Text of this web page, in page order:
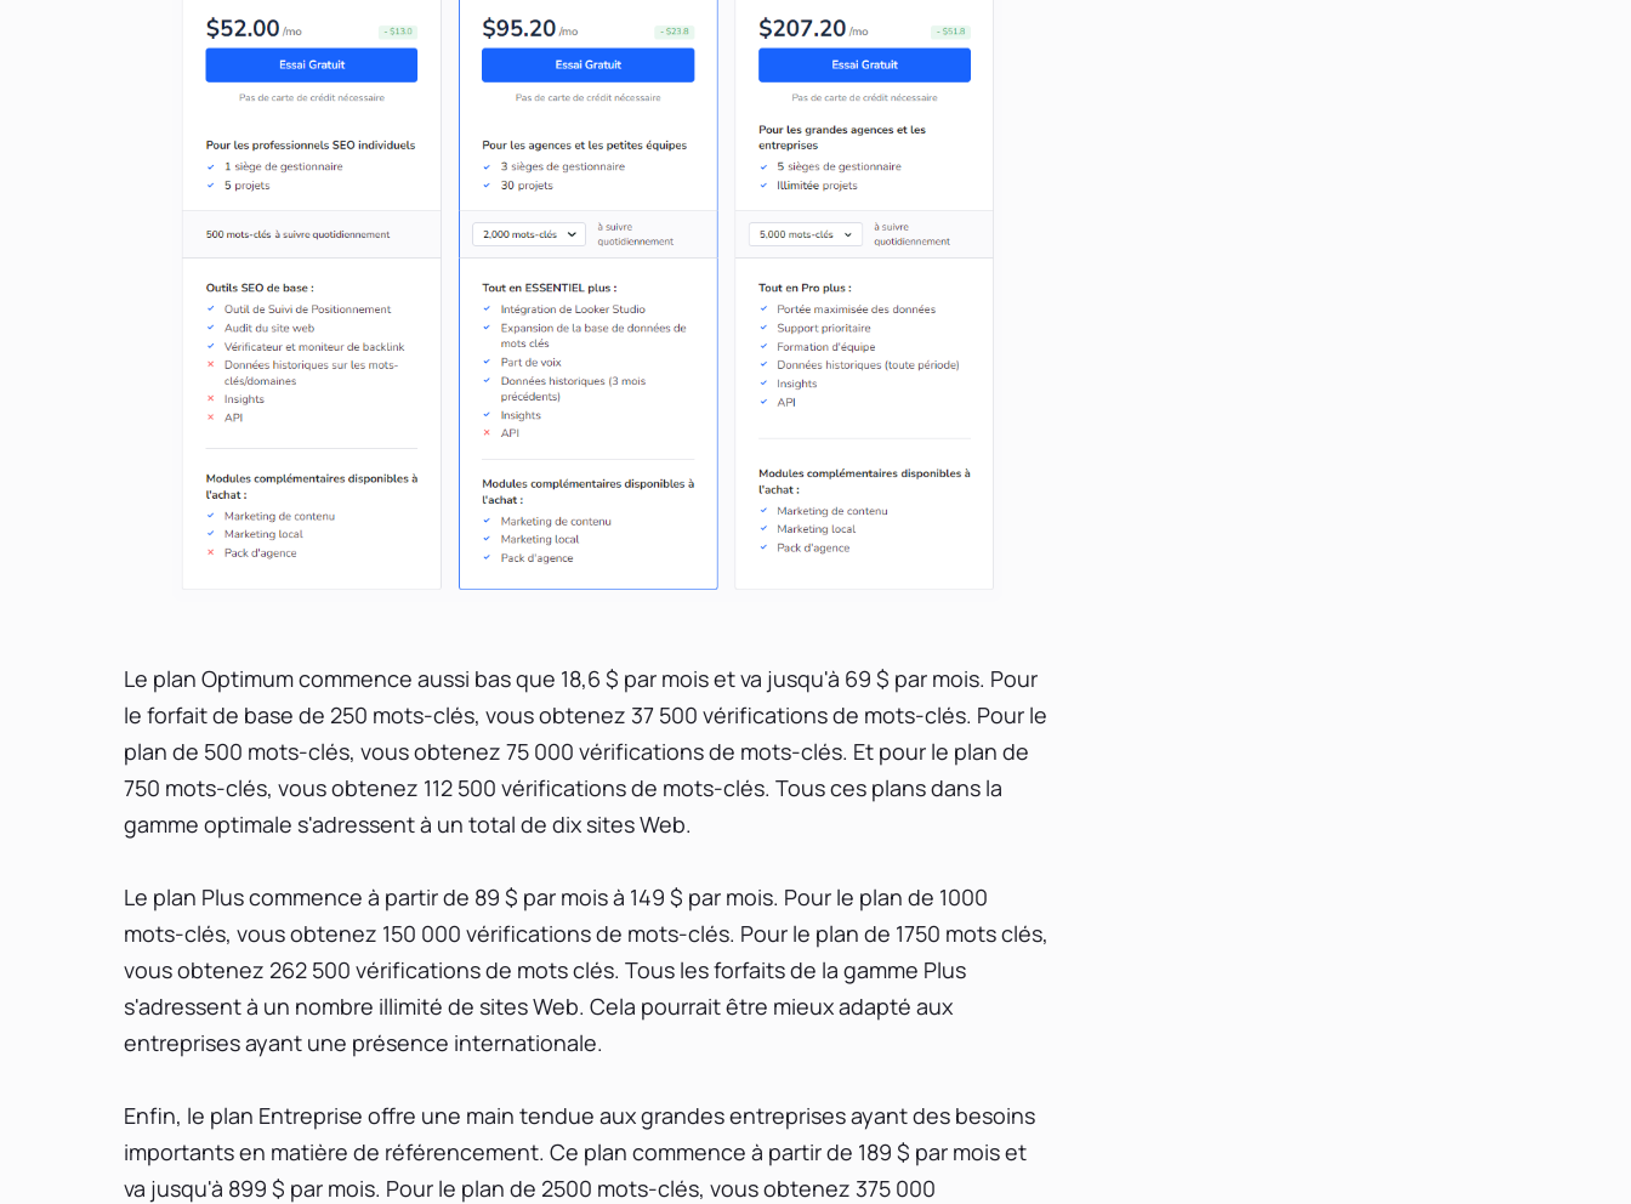
Le plan Optimum commence aussi bas que 18,6 $ par mois et va jusqu'à 69 $ par mois. Pour
le forfait de base de 250 mots-clés, vous obtenez 37 500 vérifications de mots-clés. Pour le
plan de 500 mots-clés, vous obtenez 75 000 vérifications de mots-clés. Et pour le plan de
750 mots-clés, vous obtenez 112 500 vérifications de mots-clés. Tous ces plans dans la
gamme optimale s'adressent à un total de dix sites Web.
Le plan Plus commence à partir de 89 $ par mois à 149 $ par mois. Pour le plan de 1000
mots-clés, vous obtenez 150 000 vérifications de mots-clés. Pour le plan de 1750 mots clés,
vous obtenez 262 500 vérifications de mots clés. Tous les forfaits de la gamme Plus
s'adressent à un nombre illimité de sites Web. Cela pourrait être mieux adapté aux
entreprises ayant une présence internationale.
Enfin, le plan Entreprise offre une main tendue aux grandes entreprises ayant des besoins
importants en matière de référencement. Ce plan commence à partir de 189 $ par mois et
va jusqu'à 899 $ par mois. Pour le plan de 2500 mots-clés, vous obtenez 375 000